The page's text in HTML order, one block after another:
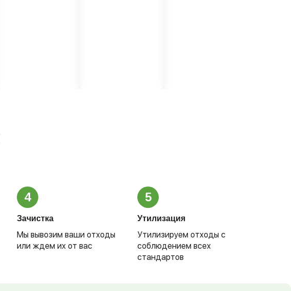
4
Зачистка
Мы вывозим ваши отходы
или ждем их от вас
5
Утилизация
Утилизируем отходы с
соблюдением всех
стандартов